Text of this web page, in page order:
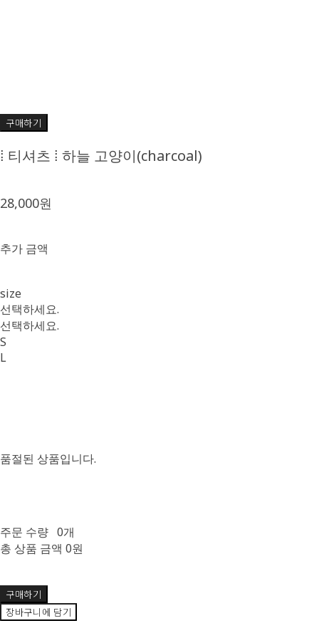
구매하기
⁞ 티셔츠 ⁞ 하늘 고양이(charcoal)
28,000원
추가 금액
size
선택하세요.
선택하세요.
S
L
품절된 상품입니다.
주문 수량 0개
총 상품 금액 0원
구매하기
장바구니에 담기